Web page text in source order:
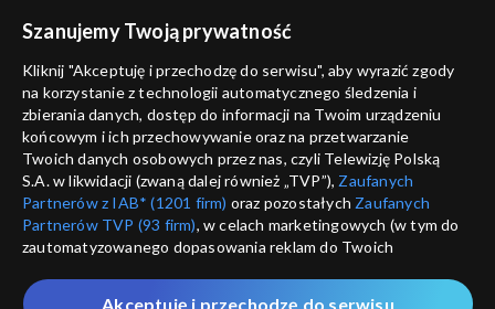
ANULUJ
informacje o dostawcy usług
Szanujemy Twoją prywatność
Kliknij "Akceptuję i przechodzę do serwisu", aby wyrazić zgody
na korzystanie z technologii automatycznego śledzenia i
zbierania danych, dostęp do informacji na Twoim urządzeniu
końcowym i ich przechowywanie oraz na przetwarzanie
Twoich danych osobowych przez nas, czyli Telewizję Polską
S.A. w likwidacji (zwaną dalej również „TVP”), Zaufanych
Partnerów z IAB* (1201 firm) oraz pozostałych Zaufanych
Partnerów TVP (93 firm), w celach marketingowych (w tym do
zautomatyzowanego dopasowania reklam do Twoich
które wskazujemy poniżej, a także zgody na udostępnianie
Akceptuję i przechodzę do serwisu